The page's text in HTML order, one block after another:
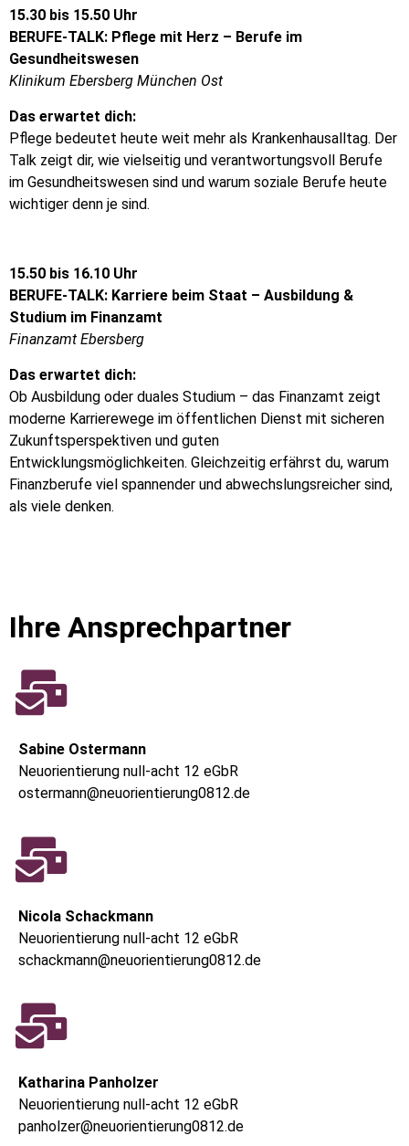
15.30 bis 15.50 Uhr
BERUFE-TALK: Pflege mit Herz – Berufe im
Gesundheitswesen
Klinikum Ebersberg München Ost
Das erwartet dich:
Pflege bedeutet heute weit mehr als Krankenhausalltag. Der
Talk zeigt dir, wie vielseitig und verantwortungsvoll Berufe
im Gesundheitswesen sind und warum soziale Berufe heute
wichtiger denn je sind.
15.50 bis 16.10 Uhr
BERUFE-TALK: Karriere beim Staat – Ausbildung &
Studium im Finanzamt
Finanzamt Ebersberg
Das erwartet dich:
Ob Ausbildung oder duales Studium – das Finanzamt zeigt
moderne Karrierewege im öffentlichen Dienst mit sicheren
Zukunftsperspektiven und guten
Entwicklungsmöglichkeiten. Gleichzeitig erfährst du, warum
Finanzberufe viel spannender und abwechslungsreicher sind,
als viele denken.
Ihre Ansprechpartner
Sabine Ostermann
Neuorientierung null-acht 12 eGbR
ostermann@neuorientierung0812.de
Nicola Schackmann
Neuorientierung null-acht 12 eGbR
schackmann@neuorientierung0812.de
Katharina Panholzer
Neuorientierung null-acht 12 eGbR
panholzer@neuorientierung0812.de